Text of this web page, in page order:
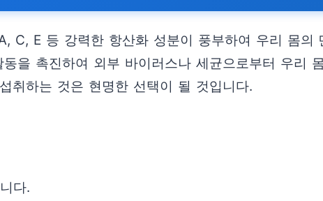
C, E 등 강력한 항산화 성분이 풍부하여 우리 몸의
을 촉진하여 외부 바이러스나 세균으로부터 우리
취하는 것은 현명한 선택이 될 것입니다.
다.